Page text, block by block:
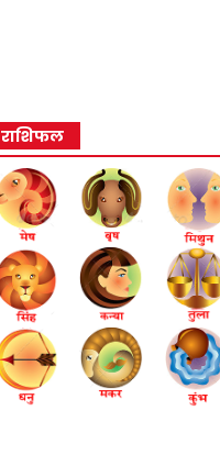
राशिफल